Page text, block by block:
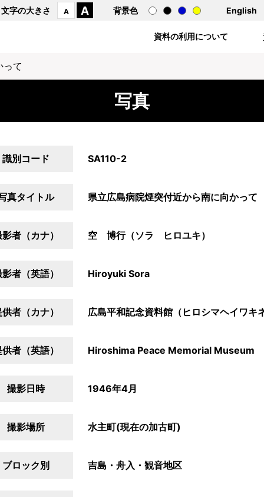
文字の大きさ A A 背景色 English
資料の利用について
って
写真
識別コード SA110-2
真タイトル 県立広島病院煙突付近から南に向かって
者（カナ） 空 博行（ソラ ヒロユキ）
者（英語） Hiroyuki Sora
者（カナ） 広島平和記念資料館（ヒロシマヘイワキ
者（英語） Hiroshima Peace Memorial Museum
撮影日時 1946年4月
撮影場所 水主町(現在の加古町)
ブロック別 吉島・舟入・観音地区